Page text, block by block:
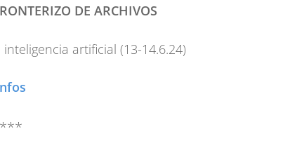
DE ARCHIVOS
artificial (13-14.6.24)
***